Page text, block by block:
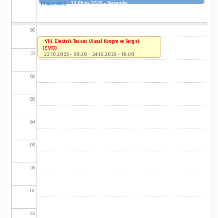
(MadenMO)
23 Ekim 2025 - Perşembe
00
01
02
03
04
05
06
07
08
VIII. Elektrik Tesisat Ulusal Kongre ve Sergisi
(EMO)
22.10.2025 - 09:30 - 24.10.2025 - 18:00